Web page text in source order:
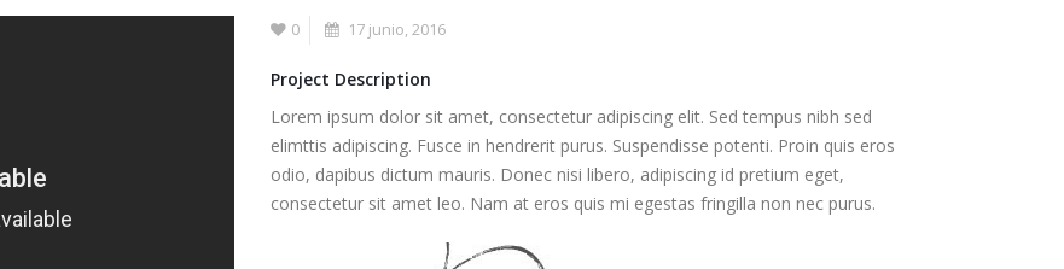
0 17 junio, 2016
Project Description
Lorem ipsum dolor sit amet, consectetur adipiscing elit. Sed tempus nibh sed
elimttis adipiscing. Fusce in hendrerit purus. Suspendisse potenti. Proin quis eros
odio, dapibus dictum mauris. Donec nisi libero, adipiscing id pretium eget,
consectetur sit amet leo. Nam at eros quis mi egestas fringilla non nec purus.